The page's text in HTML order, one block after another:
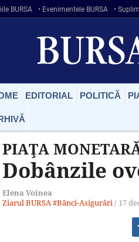
BURSA • Evenimentele BURSA •
EDITORIAL POLITICĂ
PIAŢA
Dobânzile
Elena Voinea
Ziarul BURSA #Bănci-Asigurări / 17